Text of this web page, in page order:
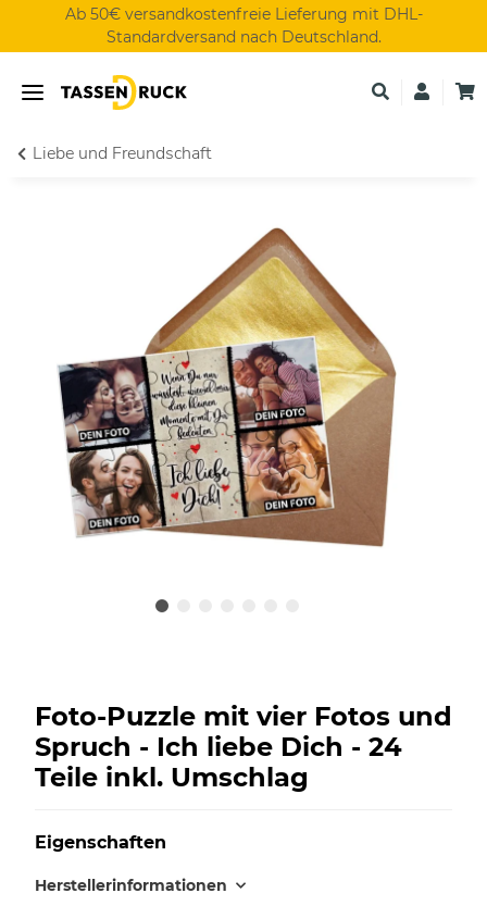
Ab 50€ versandkostenfreie Lieferung mit DHL-
Standardversand nach Deutschland.
Liebe und Freundschaft
Foto-Puzzle mit vier Fotos und
Spruch - Ich liebe Dich - 24
Teile inkl. Umschlag
Eigenschaften
Herstellerinformationen